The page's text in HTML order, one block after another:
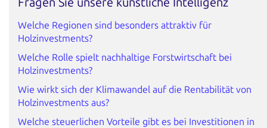
Welche Regionen sind besonders attraktiv für
Holzinvestments?
Welche Rolle spielt nachhaltige Forstwirtschaft bei
Holzinvestments?
Wie wirkt sich der Klimawandel auf die Rentabilität von
Holzinvestments aus?
Welche steuerlichen Vorteile gibt es bei Investitionen in